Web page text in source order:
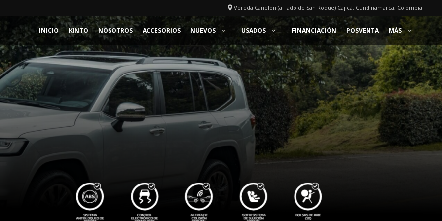
Vereda Canelón (al lado de San Roque) Cajicá, Cundinamarca, Colombia
INICIO KINTO NOSOTROS ACCESORIOS NUEVOS USADOS FINANCIACIÓN POSVENTA MÁS